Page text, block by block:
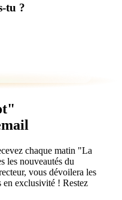
tu ?
chaque matin "La
les nouveautés du
vous dévoilera les
en exclusivité ! Restez